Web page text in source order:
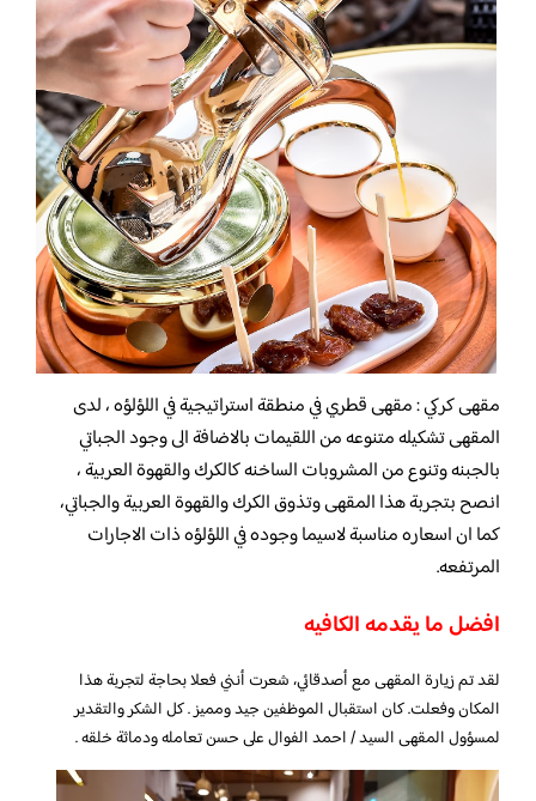
مقهى كركي : مقهى قطري في منطقة استراتيجية في اللؤلؤه ، لدى
المقهى تشكيله متنوعه من اللقيمات بالاضافة الى وجود الجباتي
بالجبنه وتنوع من المشروبات الساخنه كالكرك والقهوة العربية ،
انصح بتجربة هذا المقهى وتذوق الكرك والقهوة العربية والجباتي،
كما ان اسعاره مناسبة لاسيما وجوده في اللؤلؤه ذات الاجارات
المرتفعه.
افضل ما يقدمه الكافيه
لقد تم زيارة المقهى مع أصدقائي، شعرت أنني فعلا بحاجة لتجربة هذا
المكان وفعلت. كان استقبال الموظفين جيد ومميز . كل الشكر والتقدير
لمسؤول المقهى السيد / احمد الفوال على حسن تعامله ودماثة خلقه .